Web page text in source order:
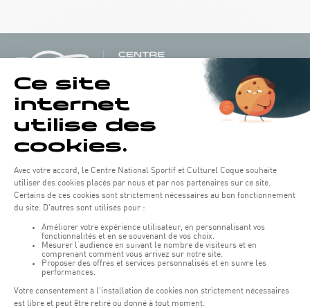
Öffnungszeiten von the Coque:
Montag - Freitag : 06:30 - 22:00 Uhr
Wochenende: 07:30 - 19:00 Uhr
Remember to check the opening hours of each activity.
Zugriff:
COQUE • 2, rue Léon Hengen, Luxembourg (L-1745)